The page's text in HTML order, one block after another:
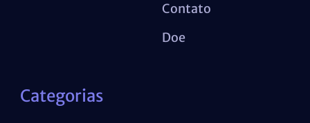
Contato
Doe
Categorias